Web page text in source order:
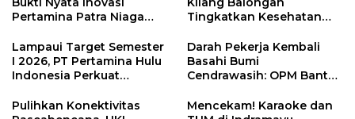
Pertamina Patra Niaga
Net Zero Emission 2060
Tingkatkan Kesehatan
Pemeriksaan Kesehatan
Rutin dan Edukasi
Perawatan Gigi
Lampaui Target Semester
I 2026, PT Pertamina Hulu
Indonesia Perkuat
Nasional Lewat Inovasi &
Darah Pekerja Kembali
Basahi Bumi
Cendrawasih: OPM Bantai
di Tolikara!
Pulihkan Konektivitas
Mencekam! Karaoke dan